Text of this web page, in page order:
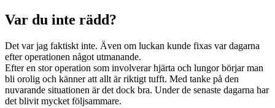
Var du inte rädd?
Det var jag faktiskt inte. Även om luckan kunde fixas var dagarna
efter operationen något utmanande.
Efter en stor operation som involverar hjärta och lungor börjar man
bli orolig och känner att allt är riktigt tufft. Med tanke på den
nuvarande situationen är det dock bra. Under de senaste dagarna har
det blivit mycket följsammare.